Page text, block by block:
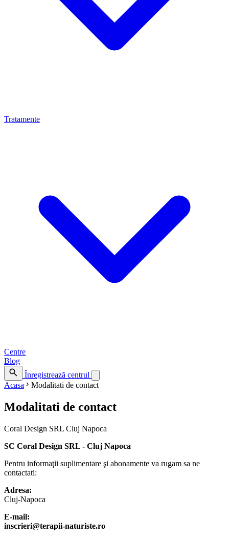
Tratamente
Centre
Blog
search
Înregistrează centrul
Acasa chevron_right Modalitati de contact
Modalitati de contact
Coral Design SRL Cluj Napoca
SC Coral Design SRL - Cluj Napoca
Pentru informaţii suplimentare şi abonamente va rugam sa ne
contactati:
Adresa:
Cluj-Napoca
E-mail:
inscrieri@terapii-naturiste.ro